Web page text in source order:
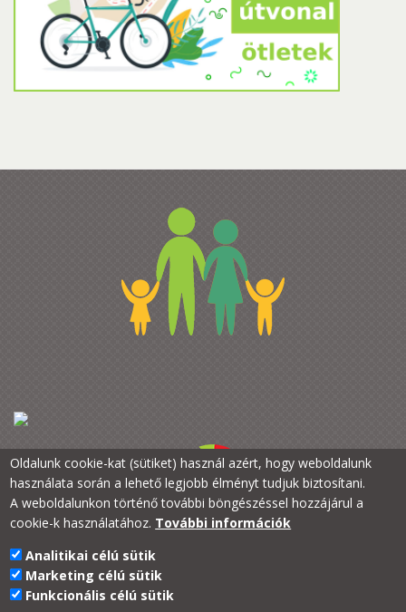
PTE Kancellária
PTE a Családokért
Oldalunk cookie-kat (sütiket) használ azért, hogy weboldalunk
használata során a lehető legjobb élményt tudjuk biztosítani.
A weboldalunkon történő további böngészéssel hozzájárul a
cookie-k használatához. További információk
Analitikai célú sütik
Marketing célú sütik
Funkcionális célú sütik